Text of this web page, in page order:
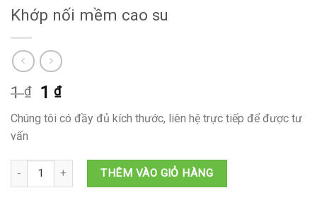
Khớp nối mềm cao su
1₫
Giá
gốc
là:
1₫Giá
hiện
tại
1 ₫.
Chúng tôi có đầy đủ kích thước, liên hệ trực tiếp để được tư
vấn
THÊM VÀO GIỎ HÀNG